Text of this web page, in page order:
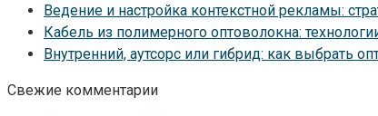
Ведение и настройка контекстной рекламы:
Кабель из полимерного оптоволокна:
Внутренний, аутсорс или гибрид: как выбрать
Свежие комментарии